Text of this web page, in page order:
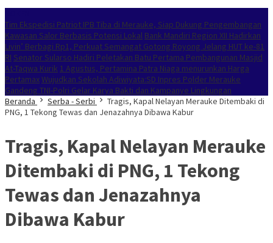
Tim Ekspedisi Patriot IPB Tiba di Merauke, Siap Dukung Pengembangan
Kawasan Salor Berbasis Potensi Lokal Bank Mandiri Region XII Hadirkan
Livin’ Berbagi Rp1, Perkuat Semangat Gotong Royong Jelang HUT ke-81
RI Senator Sularso Hadiri Peletakan Batu Pertama Pembangunan Masjid
At-Taqwa Kurik 1 Agustus, Pertamina Patra Niaga menurunkan Harga
PertamaxWujudkan Sekolah Adiwiyata:SD Inpres Polder Merauke
Gandeng TNI-Polri Gelar Karya Bakti dan Kampanye Lingkungan
Beranda
Serba - Serbi
Tragis, Kapal Nelayan Merauke Ditembaki di
PNG, 1 Tekong Tewas dan Jenazahnya Dibawa Kabur
Tragis, Kapal Nelayan Merauke
Ditembaki di PNG, 1 Tekong
Tewas dan Jenazahnya
Dibawa Kabur